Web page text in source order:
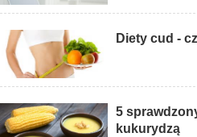
Diety cud -
5
kukurydzą